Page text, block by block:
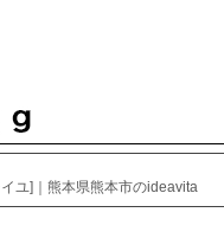
イユ]｜熊本県熊本市のideavita